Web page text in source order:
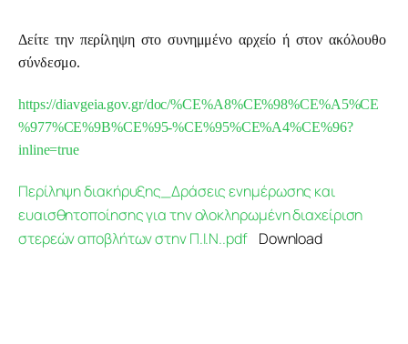
Δείτε την περίληψη στο συνημμένο αρχείο ή στον ακόλουθο
σύνδεσμο.
https://diavgeia.gov.gr/doc/%CE%A8%CE%98%CE%A5%CE
%977%CE%9B%CE%95-%CE%95%CE%A4%CE%96?
inline=true
Περίληψη διακήρυξης_Δράσεις ενημέρωσης και
ευαισθητοποίησης για την ολοκληρωμένη διαχείριση
στερεών αποβλήτων στην Π.Ι.Ν..pdf Download